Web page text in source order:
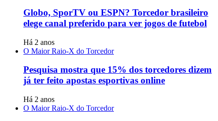
Globo, SporTV ou ESPN? Torcedor brasileiro
elege canal preferido para ver jogos de futebol
Há 2 anos
O Maior Raio-X do Torcedor
Pesquisa mostra que 15% dos torcedores dizem
já ter feito apostas esportivas online
Há 2 anos
O Maior Raio-X do Torcedor